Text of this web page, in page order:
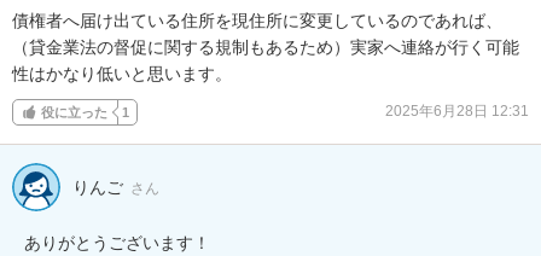
債権者へ届け出ている住所を現住所に変更しているのであれば、
（貸金業法の督促に関する規制もあるため）実家へ連絡が行く可能
性はかなり低いと思います。
役に立った 1 2025年6月28日 12:31
りんご さん
ありがとうございます！